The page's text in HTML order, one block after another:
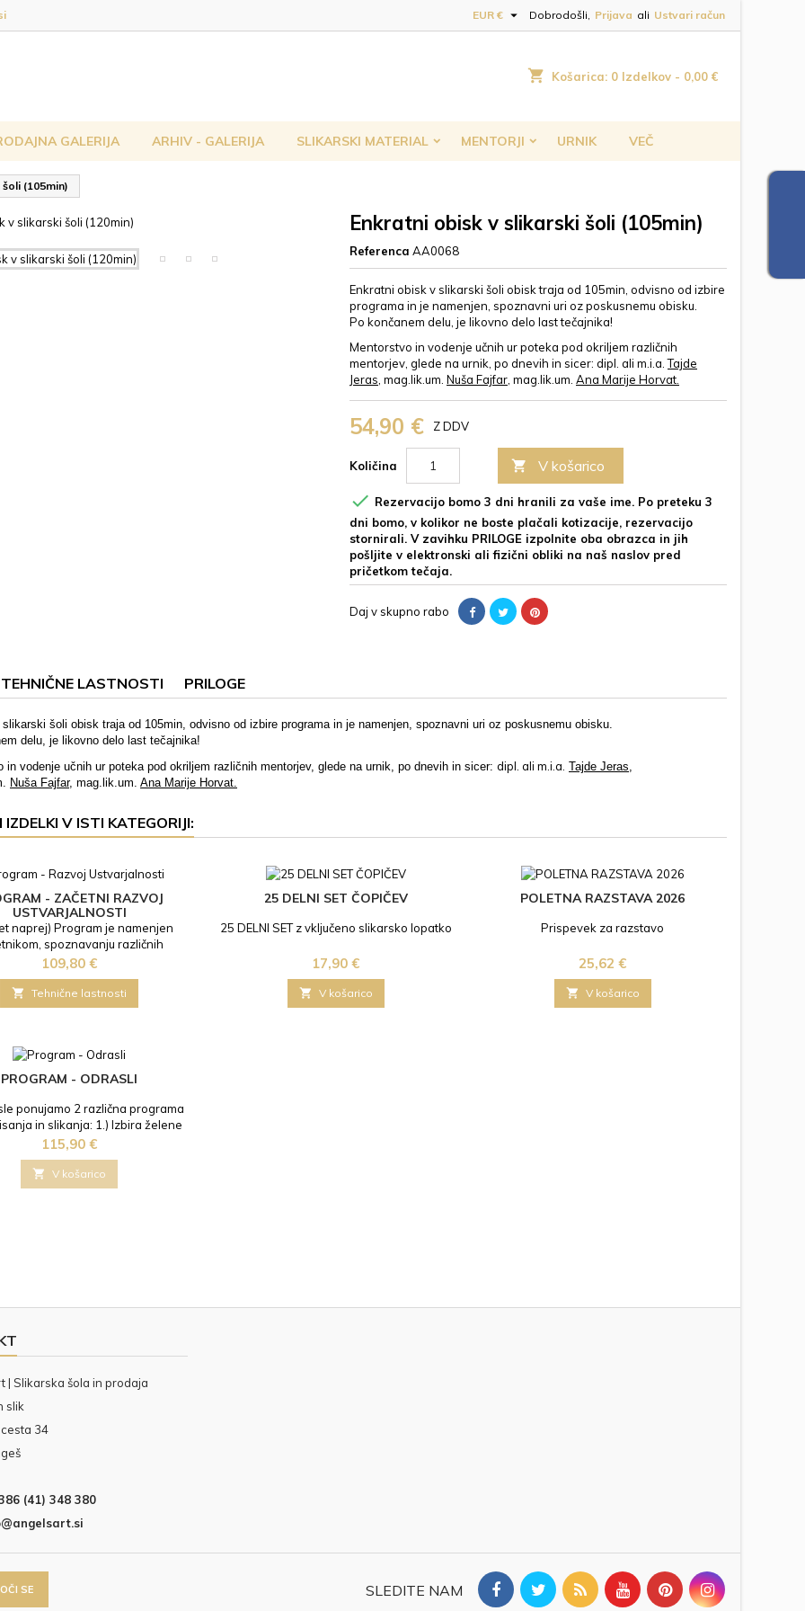
Dobrodošli, Prijava ali Ustvari račun
EUR € 
shopping_cart Košarica: 0 Izdelkov - 0,00 €
GALERIJA ARHIV - GALERIJA SLIKARSKI MATERIAL MENTORJI URNIK VEČ
(105min)
Enkratni obisk v slikarski šoli (105min)
Referenca AA0068
Enkratni obisk v slikarski šoli obisk traja od 105min, odvisno od izbire
programa in je namenjen, spoznavni uri oz poskusnemu obisku.
Po končanem delu, je likovno delo last tečajnika!
Mentorstvo in vodenje učnih ur poteka pod okriljem različnih
mentorjev, glede na urnik, po dnevih in sicer: dipl. ali m.i.a. Tajde
Jeras , mag.lik.um. Nuša Fajfar , mag.lik.um. Ana Marije Horvat.
54,90 € Z DDV
Količina  V košarico
 Rezervacijo bomo 3 dni hranili za vaše ime. Po preteku 3
dni bomo, v kolikor ne boste plačali kotizacije, rezervacijo
stornirali. V zavihku PRILOGE izpolnite oba obrazca in jih
pošljite v elektronski ali fizični obliki na naš naslov pred
pričetkom tečaja.
Daj v skupno rabo
TEHNIČNE LASTNOSTI PRILOGE
šoli obisk traja od 105min, odvisno od izbire programa in je namenjen, spoznavni uri oz poskusnemu obisku.
delu, je likovno delo last tečajnika!
in vodenje učnih ur poteka pod okriljem različnih mentorjev, glede na urnik, po dnevih in sicer: dipl. ali m.i.a. Tajde Jeras,
Nuša Fajfar, mag.lik.um. Ana Marije Horvat.
IZDELKI V ISTI KATEGORIJI:
- ZAČETNI RAZVOJ
USTVARJALNOSTI
naprej) Program je namenjen
spoznavanju različnih
tehnik in osnov likovnega sveta.
in motiviki, upoštevamo tudi
saj se ob tem razvija
ustvarjalnost . Majhne skupine:
1 x tedensko po 105 min.
Mentorstvo...
Cena
109,80 €
 Tehnične lastnosti
25 DELNI SET ČOPIČEV
25 DELNI SET z vključeno slikarsko lopatko
Cena
17,90 €
 V košarico
POLETNA RAZSTAVA 2026
Prispevek za razstavo
Cena
25,62 €
 V košarico
PROGRAM - ODRASLI
ponujamo 2 različna programa
in slikanja: 1.) Izbira želene
in reprodukcije po lastni Želji
ki ob tem procesu vključuje
risanja po opazovanju,
perspektive, senčenje,
Cena
115,90 €
 V košarico
| Slikarska šola in prodaja
slik
34
(41) 348 380
SLEDITE NAM